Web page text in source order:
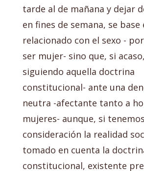
tarde al de mañana y dejar
en fines de semana, se
relacionado con el sexo -
ser mujer- sino que, si
siguiendo aquella doctrina
constitucional- ante una
neutra -afectante tanto a
mujeres- aunque, si
consideración la realidad
tomado en cuenta la
constitucional, existente